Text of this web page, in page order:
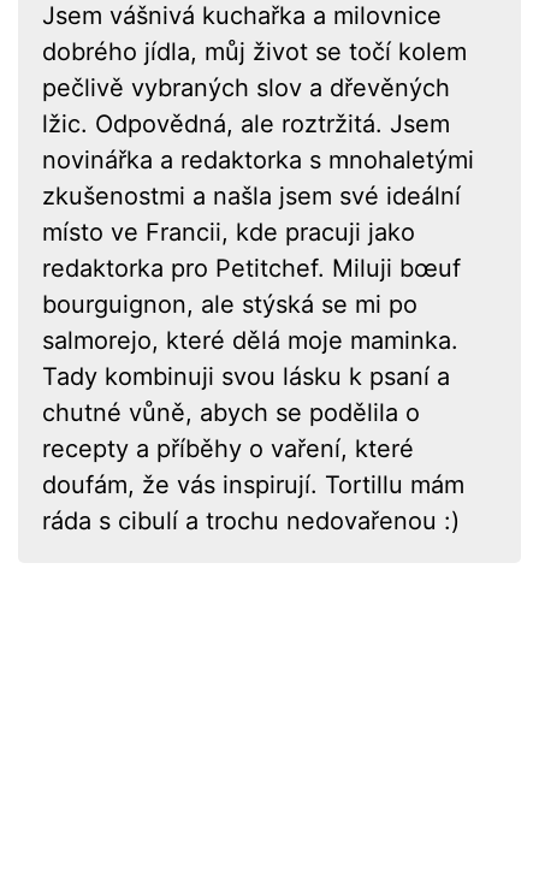
Jsem vášnivá kuchařka a milovnice
dobrého jídla, můj život se točí kolem
pečlivě vybraných slov a dřevěných
lžic. Odpovědná, ale roztržitá. Jsem
novinářka a redaktorka s mnohaletými
zkušenostmi a našla jsem své ideální
místo ve Francii, kde pracuji jako
redaktorka pro Petitchef. Miluji bœuf
bourguignon, ale stýská se mi po
salmorejo, které dělá moje maminka.
Tady kombinuji svou lásku k psaní a
chutné vůně, abych se podělila o
recepty a příběhy o vaření, které
doufám, že vás inspirují. Tortillu mám
ráda s cibulí a trochu nedovařenou :)